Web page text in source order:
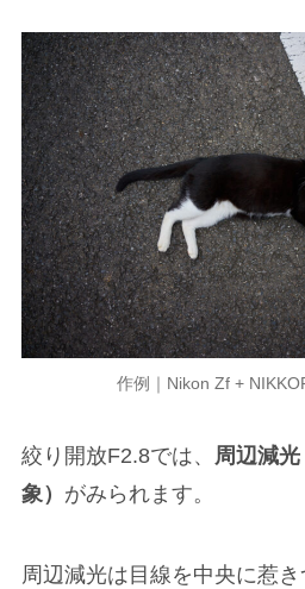
作例｜Nikon Zf +
絞り開放F2.8では、 周辺減
象） がみられます。
周辺減光は目線を中央に惹